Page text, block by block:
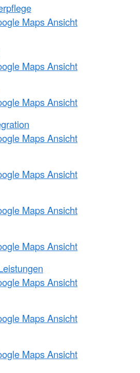
Maps Ansicht
Maps Ansicht
Maps Ansicht
Maps Ansicht
Maps Ansicht
Maps Ansicht
Maps Ansicht
Maps Ansicht
Maps Ansicht
Maps Ansicht